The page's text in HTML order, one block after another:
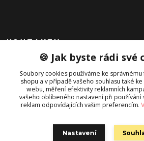
KONTAKTY
Zákaznická podpora FEROBET s.r.o.
+420 602 516 225
(Letní období Po-Pá, 7:00-16:00hod.)
pozorice@ferobet.cz
🍪 Jak byste rádi své
Soubory cookies používáme ke
shopu a v případě vašeho souhlasu také
webu, měření efektivity reklamních
vašeho oblíbeného nastavení při používání
reklam odpovídajících vašim preferencím.
Nastavení